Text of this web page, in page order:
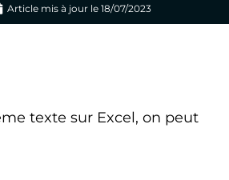
Article mis à jour le 18/07/2023
texte sur Excel, on peut